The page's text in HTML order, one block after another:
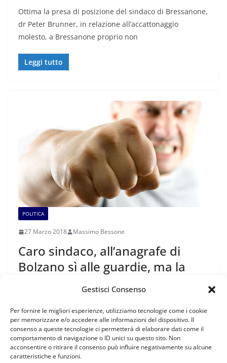
Gestisci Consenso
Per fornire le migliori esperienze, utilizziamo tecnologie come i cookie
per memorizzare e/o accedere alle informazioni del dispositivo. Il
consenso a queste tecnologie ci permetterà di elaborare dati come il
comportamento di navigazione o ID unici su questo sito. Non
acconsentire o ritirare il consenso può influire negativamente su alcune
caratteristiche e funzioni.
Ottima la presa di posizione del sindaco di Bressanone,
dr Peter Brunner, in relazione all’accattonaggio
molesto, a Bressanone proprio non
Leggi tutto
POLITICA
27 Marzo 2018 Massimo Bessone
Caro sindaco, all’anagrafe di
Bolzano sì alle guardie, ma la
situazione è già degenerata
all’anagrafe di Bolzano, ove quotidianamente, difficoltà
linguistiche e pretese, non sempre possibili da
Leggi tutto